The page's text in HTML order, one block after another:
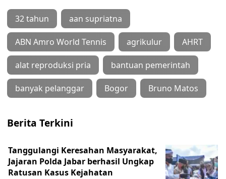
32 tahun aan supriatna
ABN Amro World Tennis agrikulur AHRT
alat reproduksi pria bantuan pemerintah
banyak pelanggar Bogor Bruno Matos
Berita Terkini
Tanggulangi Keresahan Masyarakat,
Jajaran Polda Jabar berhasil Ungkap
Ratusan Kasus Kejahatan